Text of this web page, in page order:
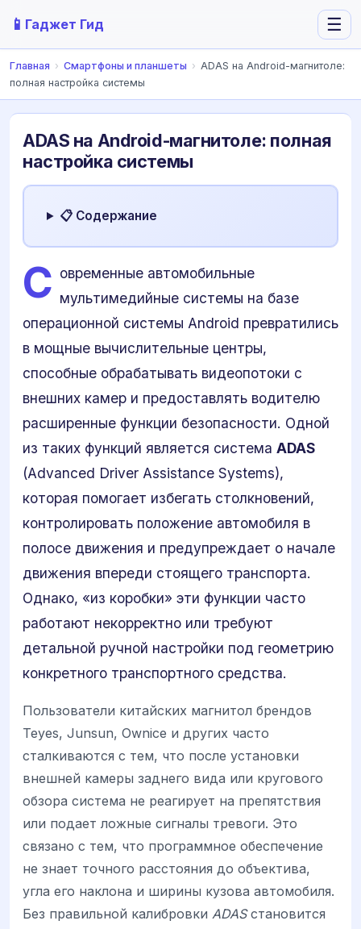
📱 Гаджет Гид ☰
Главная › Смартфоны и планшеты › ADAS на Android-магнитоле:
полная настройка системы
ADAS на Android-магнитоле: полная
настройка системы
📋 Содержание
С овременные автомобильные
мультимедийные системы на базе
операционной системы Android превратились
в мощные вычислительные центры,
способные обрабатывать видеопотоки с
внешних камер и предоставлять водителю
расширенные функции безопасности. Одной
из таких функций является система ADAS
(Advanced Driver Assistance Systems),
которая помогает избегать столкновений,
контролировать положение автомобиля в
полосе движения и предупреждает о начале
движения впереди стоящего транспорта.
Однако, «из коробки» эти функции часто
работают некорректно или требуют
детальной ручной настройки под геометрию
конкретного транспортного средства.
Пользователи китайских магнитол брендов
Teyes, Junsun, Ownice и других часто
сталкиваются с тем, что после установки
внешней камеры заднего вида или кругового
обзора система не реагирует на препятствия
или подает ложные сигналы тревоги. Это
связано с тем, что программное обеспечение
не знает точного расстояния до объектива,
угла его наклона и ширины кузова автомобиля.
Без правильной калибровки ADASстановится